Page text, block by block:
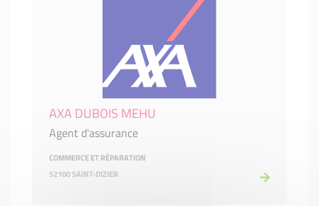
AXA DUBOIS MEHU
Agent d'assurance
COMMERCE ET RÉPARATION
52100 SAINT-DIZIER